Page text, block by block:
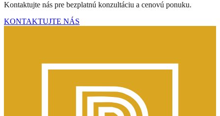
Kontaktujte nás pre bezplatnú konzultáciu a cenovú ponuku.
KONTAKTUJTE NÁS